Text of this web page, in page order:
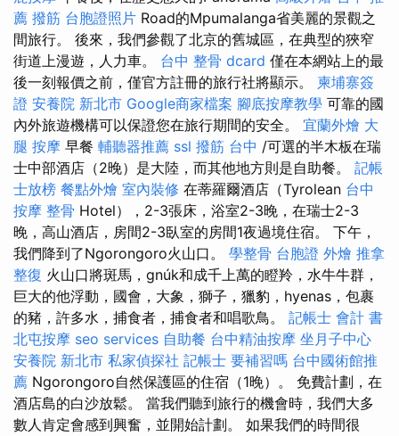
薦 撥筋 台胞證照片 Road的Mpumalanga省美麗的景觀之
間旅行。 後來，我們參觀了北京的舊城區，在典型的狹窄
街道上漫遊，人力車。 台中 整骨 dcard 僅在本網站上的最
後一刻報價之前，僅官方註冊的旅行社將顯示。 柬埔寨簽
證 安養院 新北市 Google商家檔案 腳底按摩教學 可靠的國
內外旅遊機構可以保證您在旅行期間的安全。 宜蘭外燴 大
腿 按摩 早餐 輔聽器推薦 ssl 撥筋 台中 /可選的半木板在瑞
士中部酒店（2晚）是大陸，而其他地方則是自助餐。 記帳
士放榜 餐點外燴 室內裝修 在蒂羅爾酒店（Tyrolean 台中
按摩 整骨 Hotel），2-3張床，浴室2-3晚，在瑞士2-3
晚，高山酒店，房間2-3臥室的房間1夜過境住宿。 下午，
我們降到了Ngorongoro火山口。 學整骨 台胞證 外燴 推拿
整復 火山口將斑馬，gnúk和成千上萬的瞪羚，水牛牛群，
巨大的他浮動，國會，大象，獅子，獵豹，hyenas，包裹
的豬，許多水，捕食者，捕食者和唱歌鳥。 記帳士 會計 書
北屯按摩 seo services 自助餐 台中精油按摩 坐月子中心
安養院 新北市 私家偵探社 記帳士 要補習嗎 台中國術館推
薦 Ngorongoro自然保護區的住宿（1晚）。 免費計劃，在
酒店島的白沙放鬆。 當我們聽到旅行的機會時，我們大多
數人肯定會感到興奮，並開始計劃。 如果我們的時間很